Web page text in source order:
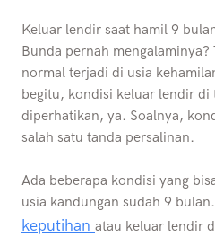
Keluar lendir saat hamil 9
Bunda pernah
normal terjadi di usia
begitu, kondisi keluar lendir
diperhatikan, ya. Soalnya,
salah satu tanda persalinan.
Ada beberapa kondisi yang
usia kandungan sudah 9
keputihan atau keluar lendir